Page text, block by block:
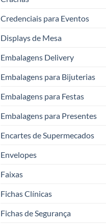
Credenciais para Eventos
Displays de Mesa
Embalagens Delivery
Embalagens para Bijuterias
Embalagens para Festas
Embalagens para Presentes
Encartes de Supermecados
Envelopes
Faixas
Fichas Clínicas
Fichas de Segurança